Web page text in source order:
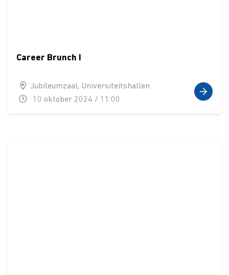
Career Brunch I
Jubileumzaal, Universiteitshallen
10 oktober 2024 / 11:00